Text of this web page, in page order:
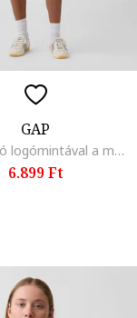
GAP
Pamutpóló logómintával a mellrészen
6.899 Ft